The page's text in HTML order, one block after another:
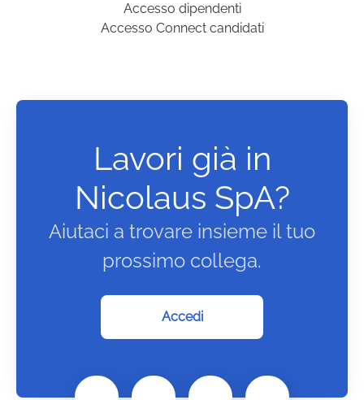
Accesso dipendenti
Accesso Connect candidati
Lavori già in
Nicolaus SpA?
Aiutaci a trovare insieme il tuo
prossimo collega.
Accedi